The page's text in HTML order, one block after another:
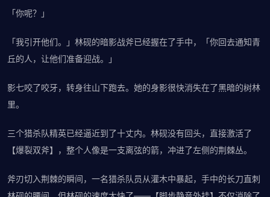
「你呢？」
「我引开他们。」林砚的暗影战斧已经握在了手中，「你回去通知青
丘的人，让他们准备迎战。」
影七咬了咬牙，转身往山下跑去。她的身影很快消失在了黑暗的树林
里。
三个猎杀队精英已经逼近到了十丈内。林砚没有回头，直接激活了
【爆裂双斧】，整个人像是一支离弦的箭，冲进了左侧的荆棘丛。
斧刃切入荆棘的瞬间，一名猎杀队员从灌木中暴起，手中的长刀直刺